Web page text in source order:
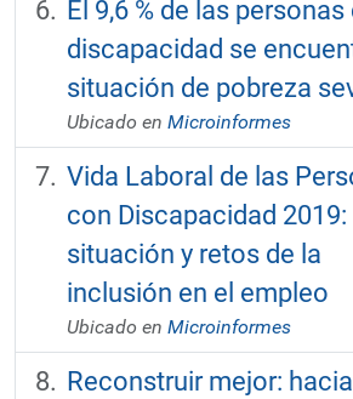
El 9,6 % de las personas
discapacidad se
situación de pobreza
Ubicado en Microinformes
Vida Laboral de las
con Discapacidad 2019:
situación y retos de la
inclusión en el empleo
Ubicado en Microinformes
Reconstruir mejor: